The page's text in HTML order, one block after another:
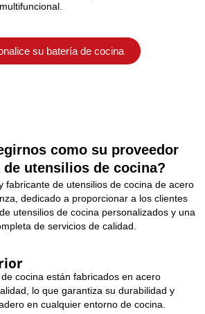
su batería de cocina
como su proveedor
de utensilios de cocina?
fabricante de utensilios de cocina de acero
dedicado a proporcionar a los clientes
utensilios de cocina personalizados y una
de servicios de calidad.
cocina están fabricados en acero
lo que garantiza su durabilidad y
en cualquier entorno de cocina.